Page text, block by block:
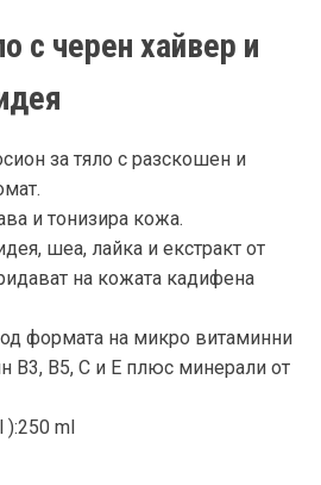
с черен хайвер и
за тяло с разскошен и
и тонизира кожа.
шеа, лайка и екстракт от
на кожата кадифена
формата на микро витаминни
В3, В5, С и Е плюс минерали от
):250 ml